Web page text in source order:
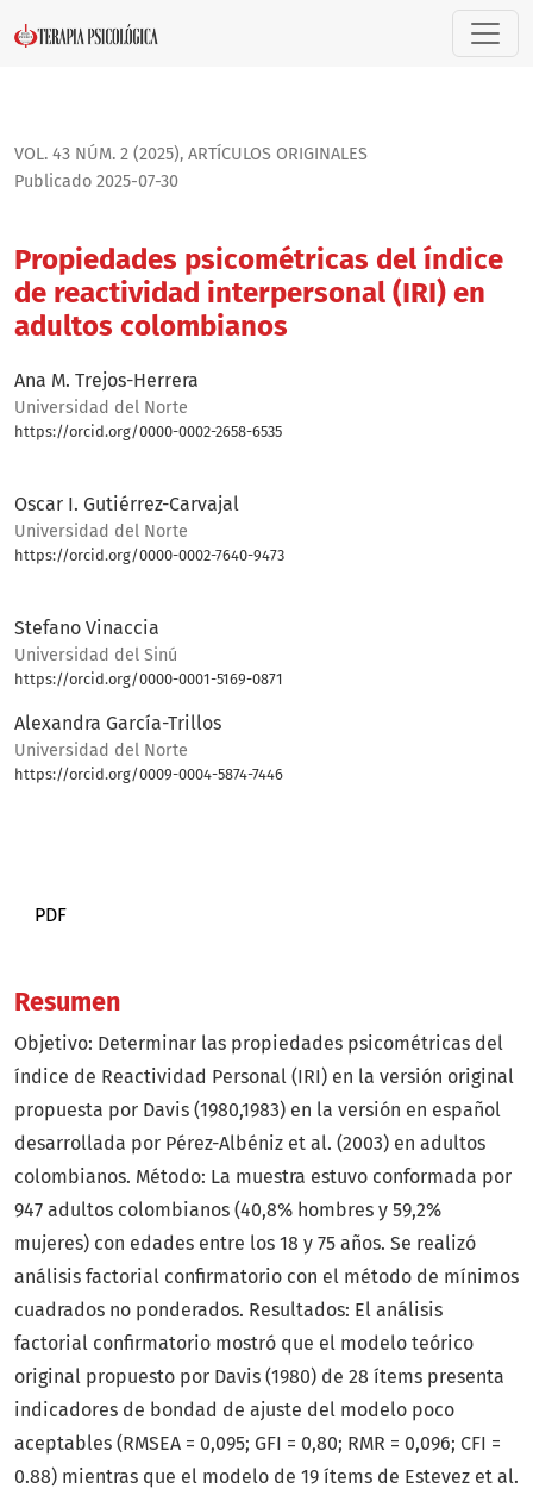
Propiedades psicométricas del índice de reactividad
VOL. 43 NÚM. 2 (2025), ARTÍ­CULOS ORIGINALES
Propiedades psicométricas del índice
de reactividad interpersonal (IRI) en
adultos colombianos
Publicado 2025-07-30
Ana M. Trejos-Herrera
Universidad del Norte
https://orcid.org/0000-0002-2658-6535
Oscar I. Gutiérrez-Carvajal
Universidad del Norte
https://orcid.org/0000-0002-7640-9473
Stefano Vinaccia
Universidad del Sinú
https://orcid.org/0000-0001-5169-0871
Alexandra García-Trillos
Universidad del Norte
https://orcid.org/0009-0004-5874-7446
PDF
Resumen
Objetivo: Determinar las propiedades psicométricas del
índice de Reactividad Personal (IRI) en la versión original
propuesta por Davis (1980,1983) en la versión en español
desarrollada por Pérez-Albéniz et al. (2003) en adultos
colombianos. Método: La muestra estuvo conformada por
947 adultos colombianos (40,8% hombres y 59,2%
mujeres) con edades entre los 18 y 75 años. Se realizó
análisis factorial confirmatorio con el método de mínimos
cuadrados no ponderados. Resultados: El análisis
factorial confirmatorio mostró que el modelo teórico
original propuesto por Davis (1980) de 28 ítems presenta
indicadores de bondad de ajuste del modelo poco
aceptables (RMSEA = 0,095; GFI = 0,80; RMR = 0,096; CFI =
0.88) mientras que el modelo de 19 ítems de Estevez et al.